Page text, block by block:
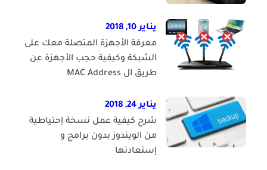
يناير 10, 2018
معرفة الأجهزة المتصلة معك على
الشبكة وكيفية حجب الأجهزة عن
طريق ال MAC Address
يناير 24, 2018
شرح كيفية عمل نسخة إحتياطية
من الويندوز بدون برامج و
إستعادتها